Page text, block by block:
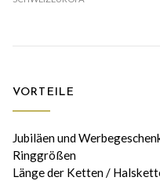
VORTEILE
Jubiläen und
Ringgrößen
Länge der Ketten /